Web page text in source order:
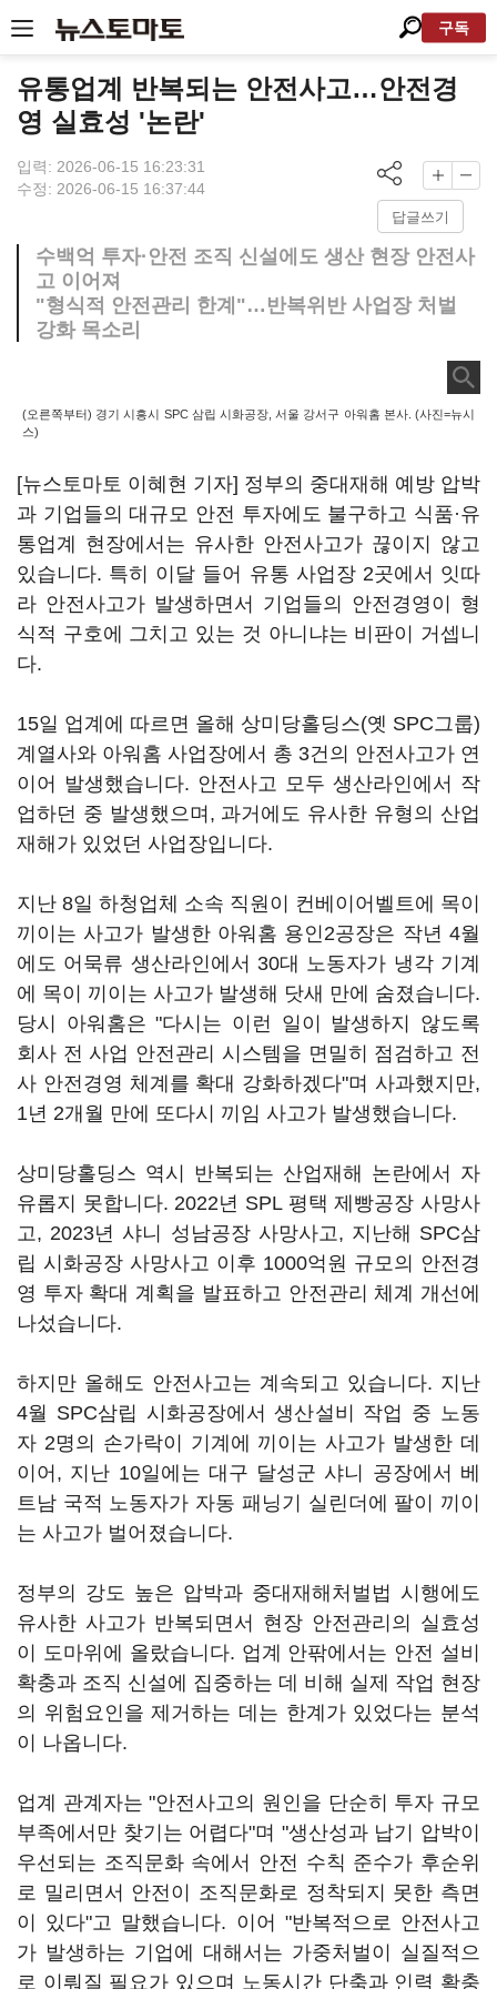
구독
유통업계 반복되는 안전사고…안전경
영 실효성 '논란'
입력: 2026-06-15 16:23:31
수정: 2026-06-15 16:37:44
답글쓰기
수백억 투자·안전 조직 신설에도 생산 현장 안전사
고 이어져
"형식적 안전관리 한계"…반복위반 사업장 처벌
강화 목소리
(오른쪽부터) 경기 시흥시 SPC 삼립 시화공장, 서울 강서구 아워홈 본사. (사진=뉴시
스)
[뉴스토마토 이혜현 기자] 정부의 중대재해 예방 압박
과 기업들의 대규모 안전 투자에도 불구하고 식품·유
통업계 현장에서는 유사한 안전사고가 끊이지 않고
있습니다. 특히 이달 들어 유통 사업장 2곳에서 잇따
라 안전사고가 발생하면서 기업들의 안전경영이 형
식적 구호에 그치고 있는 것 아니냐는 비판이 거셉니
다.
15일 업계에 따르면 올해 상미당홀딩스(옛 SPC그룹)
계열사와 아워홈 사업장에서 총 3건의 안전사고가 연
이어 발생했습니다. 안전사고 모두 생산라인에서 작
업하던 중 발생했으며, 과거에도 유사한 유형의 산업
재해가 있었던 사업장입니다.
지난 8일 하청업체 소속 직원이 컨베이어벨트에 목이
끼이는 사고가 발생한 아워홈 용인2공장은 작년 4월
에도 어묵류 생산라인에서 30대 노동자가 냉각 기계
에 목이 끼이는 사고가 발생해 닷새 만에 숨졌습니다.
당시 아워홈은 "다시는 이런 일이 발생하지 않도록
회사 전 사업 안전관리 시스템을 면밀히 점검하고 전
사 안전경영 체계를 확대 강화하겠다"며 사과했지만,
1년 2개월 만에 또다시 끼임 사고가 발생했습니다.
상미당홀딩스 역시 반복되는 산업재해 논란에서 자
유롭지 못합니다. 2022년 SPL 평택 제빵공장 사망사
고, 2023년 샤니 성남공장 사망사고, 지난해 SPC삼
립 시화공장 사망사고 이후 1000억원 규모의 안전경
영 투자 확대 계획을 발표하고 안전관리 체계 개선에
나섰습니다.
하지만 올해도 안전사고는 계속되고 있습니다. 지난
4월 SPC삼립 시화공장에서 생산설비 작업 중 노동
자 2명의 손가락이 기계에 끼이는 사고가 발생한 데
이어, 지난 10일에는 대구 달성군 샤니 공장에서 베
트남 국적 노동자가 자동 패닝기 실린더에 팔이 끼이
는 사고가 벌어졌습니다.
정부의 강도 높은 압박과 중대재해처벌법 시행에도
유사한 사고가 반복되면서 현장 안전관리의 실효성
이 도마위에 올랐습니다. 업계 안팎에서는 안전 설비
확충과 조직 신설에 집중하는 데 비해 실제 작업 현장
의 위험요인을 제거하는 데는 한계가 있었다는 분석
이 나옵니다.
업계 관계자는 "안전사고의 원인을 단순히 투자 규모
부족에서만 찾기는 어렵다"며 "생산성과 납기 압박이
우선되는 조직문화 속에서 안전 수칙 준수가 후순위
로 밀리면서 안전이 조직문화로 정착되지 못한 측면
이 있다"고 말했습니다. 이어 "반복적으로 안전사고
가 발생하는 기업에 대해서는 가중처벌이 실질적으
로 이뤄질 필요가 있으며 노동시간 단축과 인력 확충